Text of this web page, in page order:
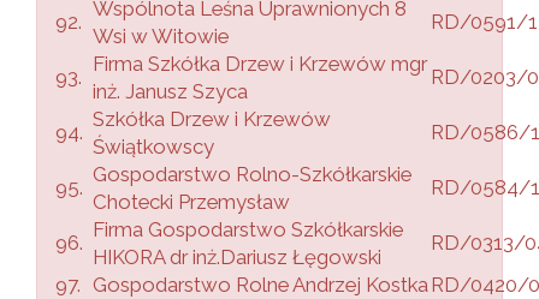
92.
Wspólnota Leśna Uprawnionych 8
Wsi w Witowie
RD/0591/
93.
Firma Szkółka Drzew i Krzewów mgr
inż. Janusz Szyca
RD/0203/
94.
Szkółka Drzew i Krzewów
Świątkowscy
RD/0586/
95.
Gospodarstwo Rolno-Szkółkarskie
Chotecki Przemysław
RD/0584/
96.
Firma Gospodarstwo Szkółkarskie
HIKORA dr inż.Dariusz Łęgowski
RD/0313/
97. Gospodarstwo Rolne Andrzej KostkaRD/0420/